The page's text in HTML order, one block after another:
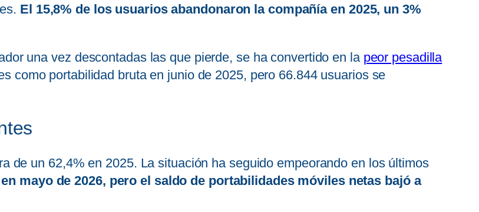
El 15,8% de los usuarios abandonaron la compañía en 2025, un 3%
una vez descontadas las que pierde, se ha convertido en la peor pesadilla
como portabilidad bruta en junio de 2025, pero 66.844 usuarios se
de un 62,4% en 2025. La situación ha seguido empeorando en los últimos
mayo de 2026, pero el saldo de portabilidades móviles netas bajó a